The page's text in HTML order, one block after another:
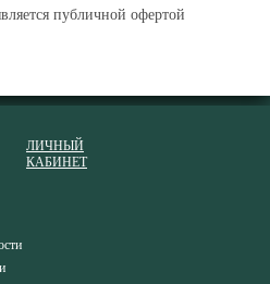
публичной офертой
ЛИЧНЫЙ
КАБИНЕТ